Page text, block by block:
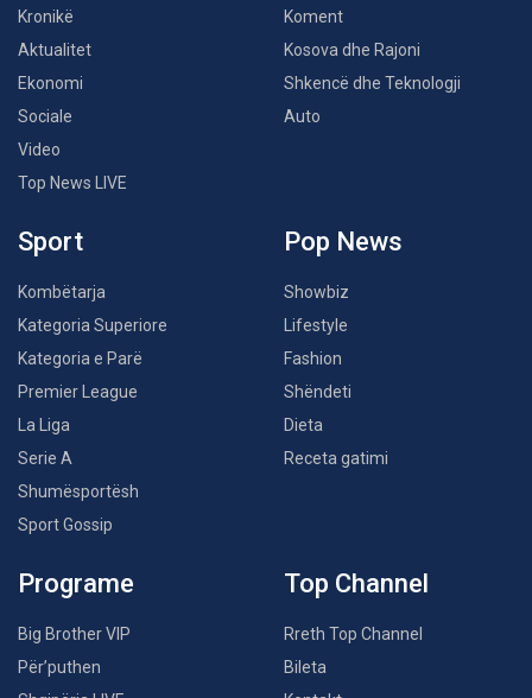
Kronikë
Aktualitet
Ekonomi
Sociale
Video
Top News LIVE
Koment
Kosova dhe Rajoni
Shkencë dhe Teknologji
Auto
Sport
Kombëtarja
Kategoria Superiore
Kategoria e Parë
Premier League
La Liga
Serie A
Shumësportësh
Sport Gossip
Pop News
Showbiz
Lifestyle
Fashion
Shëndeti
Dieta
Receta gatimi
Programe
Big Brother VIP
Për’puthen
Top Channel
Rreth Top Channel
Bileta